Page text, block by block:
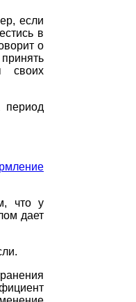
если
в
о
своих
период
что у
дает